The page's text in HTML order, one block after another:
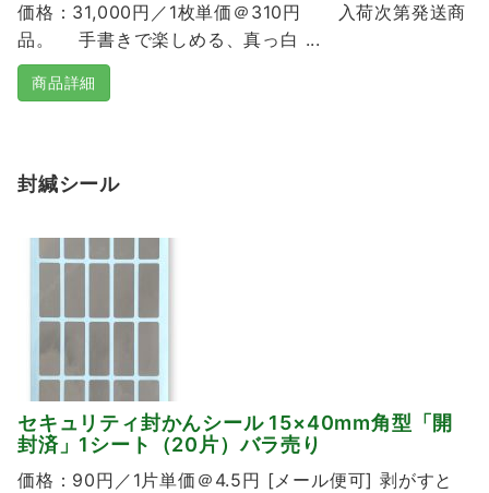
価格：31,000円／1枚単価＠310円 入荷次第発送商
品。 手書きで楽しめる、真っ白 ...
商品詳細
封緘シール
セキュリティ封かんシール 15×40mm角型「開
封済」1シート（20片）バラ売り
価格：90円／1片単価＠4.5円 [メール便可] 剥がすと